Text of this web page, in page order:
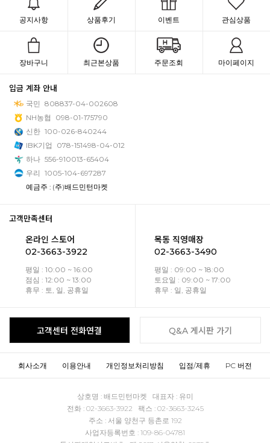
공지사항 상품후기 이벤트 관심상품
장바구니 최근본상품 주문조회 마이페이지
입금 계좌 안내
국민 808837-04-002608
NH농협
098-01-175790
신한 100-026-840244
IBK기업
078-151498-04-012
하나 556-910013-65404
우리 1005-104-697287
예금주 : (주)배드민턴마켓
고객만족센터
온라인 스토어
02-3663-3922
평일 : 10:00 ~ 16:00
점심 : 12:00 ~ 13:00
휴무 : 토, 일, 공휴일
목동 직영매장
02-3663-3490
평일 : 09:00 ~ 18:00
토요일 : 09:00 ~ 17:00
휴무 : 일, 공휴일
고객센터 전화연결 Q&A 게시판 가기
회사소개 이용안내 개인정보처리방침 입점/제휴 PC 버전
상호명 : 배드민턴마켓 대표자 : 유미
전화 : 02-3663-3922 팩스 : 02-3663-3245
주소 : 서울 양천구 등촌로 192
사업자등록번호 : 109-86-04781